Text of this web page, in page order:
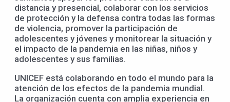
distancia y presencial, colaborar con los servicios
de protección y la defensa contra todas las formas
de violencia, promover la participación de
adolescentes y jóvenes y monitorear la situación y
el impacto de la pandemia en las niñas, niños y
adolescentes y sus familias.
UNICEF está colaborando en todo el mundo para la
atención de los efectos de la pandemia mundial.
La organización cuenta con amplia experiencia en